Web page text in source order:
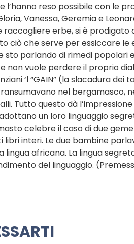
l’hanno reso possibile con le
Vanessa, Geremia e
raccogliere erbe, si è
ciò che serve per essiccare
sto parlando di rimedi popolari
non vuole perdere il proprio
‘l “GAIN” (la slacadura dei
nel bergamasco,
Tutto questo dà l’impressione
un loro linguaggio
celebre il caso di due
interi. Le due bambine
lingua africana. La lingua
del linguaggio.